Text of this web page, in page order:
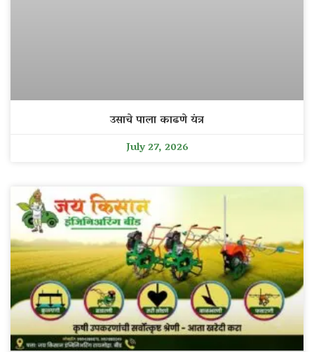
उसाचे पाला काढणे यंत्र
July 27, 2026